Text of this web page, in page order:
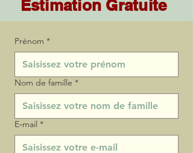
Estimation Gratuite
Prénom *
Nom de famille *
E‑mail *